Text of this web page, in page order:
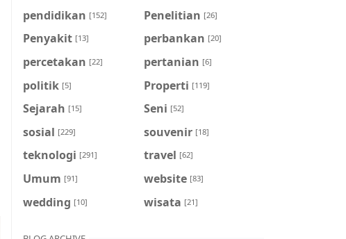
pendidikan [152] Penelitian [26]
Penyakit [13] perbankan [20]
percetakan [22] pertanian [6]
politik [5] Properti [119]
Sejarah [15] Seni [52]
sosial [229] souvenir [18]
teknologi [291] travel [62]
Umum [91] website [83]
wedding [10] wisata [21]